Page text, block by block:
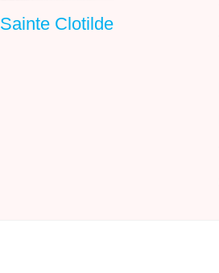
Sainte Clotilde